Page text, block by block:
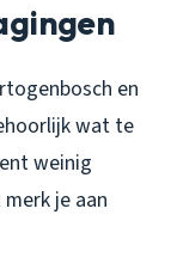
en
wat te
weinig
je aan